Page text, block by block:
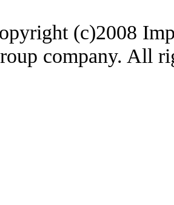
(c)2008
company. All